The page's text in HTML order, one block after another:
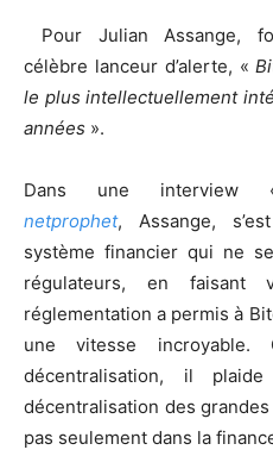
Pour Julian Assange,
célèbre lanceur d’alerte, «
le plus intellectuellement
années ».
Dans une
netprophet, Assange,
système financier qui ne
régulateurs, en faisant
réglementation a permis à
une vitesse
décentralisation, il
décentralisation des
pas seulement dans la